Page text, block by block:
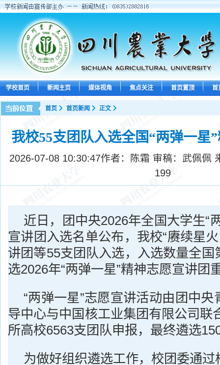
学校首页 新闻主页 媒体视角 焦点关注 首页置顶 首
首页 首页新闻 正文
我校55支团队入选全国“两弹一星
2026-07-08 10:30:47作者：陈霜 审稿：武佩佩
199
近日，团中央2026年全国大学生“
宣讲团入选名单公布，我校“赓续星
讲团等55支团队入选，入选数量全国
选2026年“两弹一星”精神志愿宣讲团
“两弹一星”志愿宣讲活动由团中
导中心与中国核工业集团有限公司联
所高校6563支团队申报，最终遴选
为做好组织遴选工作，校团委通